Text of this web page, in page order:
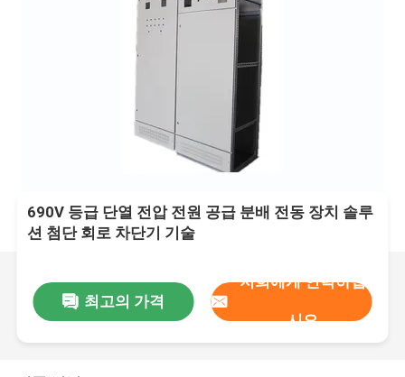
690V 등급 단열 전압 전원 공급 분배 전동 장치 솔루
션 첨단 회로 차단기 기술
최고의 가격
저희에게 연락하십
시오